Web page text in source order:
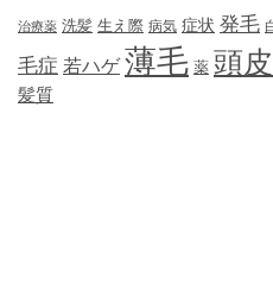
治療薬 洗髪 生え際 病気 症状 発毛
毛症 若ハゲ 薄毛 薬 頭皮
髪質